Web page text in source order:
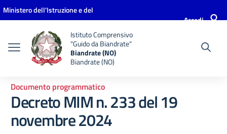
Vai ai contenuti
Vai al menu di navigazione
Vai al footer
Ministero dell'Istruzione e del
Accedi
Istituto Comprensivo
"Guido da Biandrate"
Biandrate (NO)
Biandrate (NO)
Documento programmatico
Decreto MIM n. 233 del 19
novembre 2024